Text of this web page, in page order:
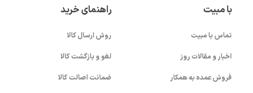
با مبیت
تماس با مبیت
اخبار و مقالات روز
فروش عمده به همکار
راهنمای خرید
روش ارسال کالا
لغو و بازگشت کالا
ضمانت اصالت کالا